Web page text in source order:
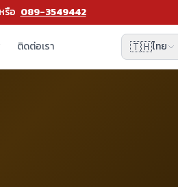
รือ 089-3549442
ติดต่อเรา 🇹🇭ไทย